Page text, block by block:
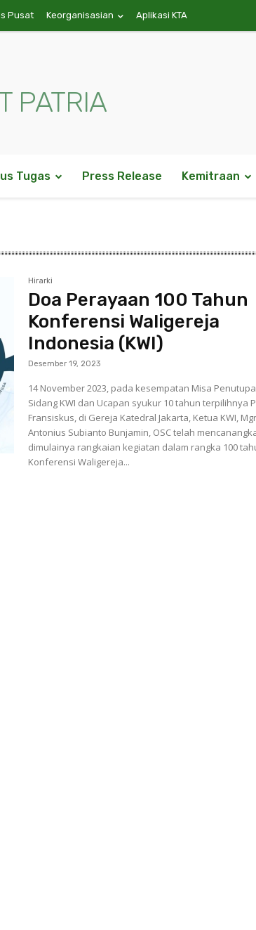
Pusat Keorganisasian Aplikasi KTA
PATRIA
Tugas Press Release Kemitraan
Hirarki
Doa Perayaan 100 Tahun
Konferensi Waligereja
Indonesia (KWI)
Desember 19, 2023
14 November 2023, pada kesempatan Misa
Sidang KWI dan Ucapan syukur 10 tahun terpilihnya
Fransiskus, di Gereja Katedral Jakarta, Ketua KWI,
Antonius Subianto Bunjamin, OSC telah
dimulainya rangkaian kegiatan dalam rangka 100
Konferensi Waligereja...